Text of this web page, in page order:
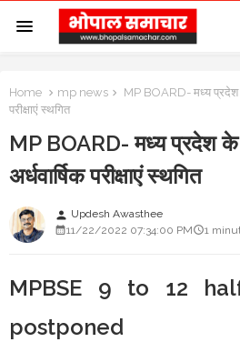
Home mp news
MP BOARD- मध्य प्रदेश
परीक्षाएं स्थगित
MP BOARD- मध्य प्रदेश के
अर्धवार्षिक परीक्षाएं स्थगित
person Updesh Awasthee
11/22/2022 07:34:00 PM
1
MPBSE 9 to 12
postponed